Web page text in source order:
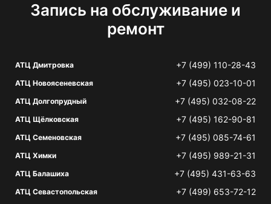
Запись на обслуживание и
ремонт
АТЦ Дмитровка +7 (499) 110-28-43
АТЦ Новоясеневская +7 (495) 023-10-01
АТЦ Долгопрудный +7 (495) 032-08-22
АТЦ Щёлковская +7 (495) 162-90-81
АТЦ Семеновская +7 (495) 085-74-61
АТЦ Химки +7 (495) 989-21-31
АТЦ Балашиха +7 (495) 431-63-63
АТЦ Севастопольская +7 (499) 653-72-12